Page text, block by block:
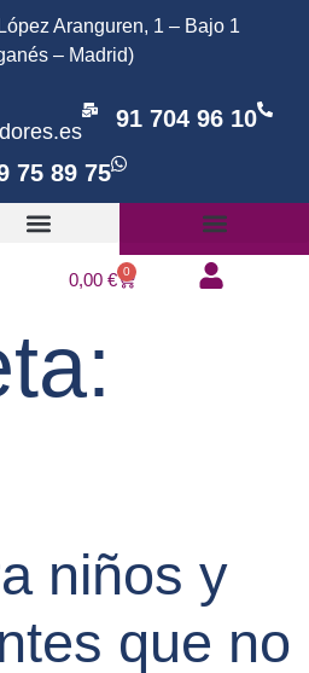
Aranguren, 1 – Bajo 1
– Madrid)
91 704 96 10
75 89 75
0,00 € 0
niños y
que no